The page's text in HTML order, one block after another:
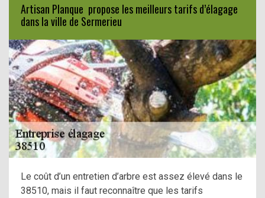
Artisan Planque propose les meilleurs tarifs d’élagage
dans la ville de Sermerieu
Le coût d’un entretien d’arbre est assez élevé dans le
38510, mais il faut reconnaître que les tarifs